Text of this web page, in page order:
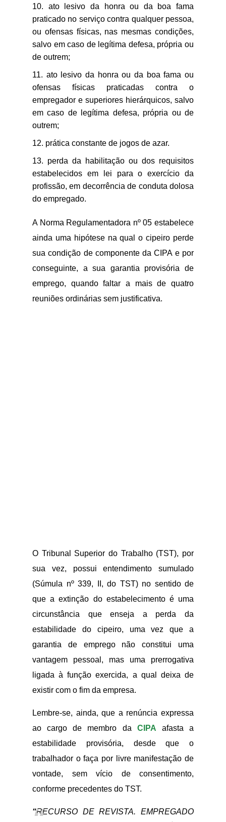
ato lesivo da honra ou da boa fama
praticado no serviço contra qualquer pessoa,
ou ofensas físicas, nas mesmas condições,
salvo em caso de legítima defesa, própria ou
de outrem;
ato lesivo da honra ou da boa fama ou
ofensas físicas praticadas contra o
empregador e superiores hierárquicos, salvo
em caso de legítima defesa, própria ou de
outrem;
prática constante de jogos de azar.
perda da habilitação ou dos requisitos
estabelecidos em lei para o exercício da
profissão, em decorrência de conduta dolosa
do empregado.
A Norma Regulamentadora nº 05 estabelece
ainda uma hipótese na qual o cipeiro perde
sua condição de componente da CIPA e por
conseguinte, a sua garantia provisória de
emprego, quando faltar a mais de quatro
reuniões ordinárias sem justificativa.
O Tribunal Superior do Trabalho (TST), por
sua vez, possui entendimento sumulado
(Súmula nº 339, II, do TST) no sentido de
que a extinção do estabelecimento é uma
circunstância que enseja a perda da
estabilidade do cipeiro, uma vez que a
garantia de emprego não constitui uma
vantagem pessoal, mas uma prerrogativa
ligada à função exercida, a qual deixa de
existir com o fim da empresa.
Lembre-se, ainda, que a renúncia expressa
ao cargo de membro da CIPA afasta a
estabilidade provisória, desde que o
trabalhador o faça por livre manifestação de
vontade, sem vício de consentimento,
conforme precedentes do TST.
“RECURSO DE REVISTA. EMPREGADO